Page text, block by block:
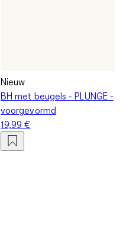
Nieuw
BH met beugels - PLUNGE -
voorgevormd
19,99 €